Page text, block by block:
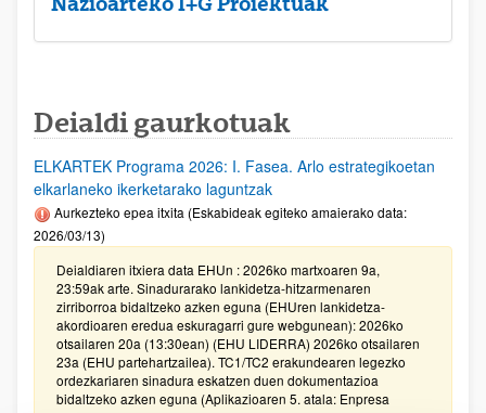
Deialdi gaurkotuak
ELKARTEK Programa 2026: I. Fasea. Arlo estrategikoetan
elkarlaneko ikerketarako laguntzak
Aurkezteko epea itxita (Eskabideak egiteko amaierako data:
2026/03/13)
Deialdiaren itxiera data EHUn : 2026ko martxoaren 9a,
23:59ak arte. Sinadurarako lankidetza-hitzarmenaren
zirriborroa bidaltzeko azken eguna (EHUren lankidetza-
akordioaren eredua eskuragarri gure webgunean): 2026ko
otsailaren 20a (13:30ean) (EHU LIDERRA) 2026ko otsailaren
23a (EHU partehartzailea). TC1/TC2 erakundearen legezko
ordezkariaren sinadura eskatzen duen dokumentazioa
bidaltzeko azken eguna (Aplikazioaren 5. atala: Enpresa